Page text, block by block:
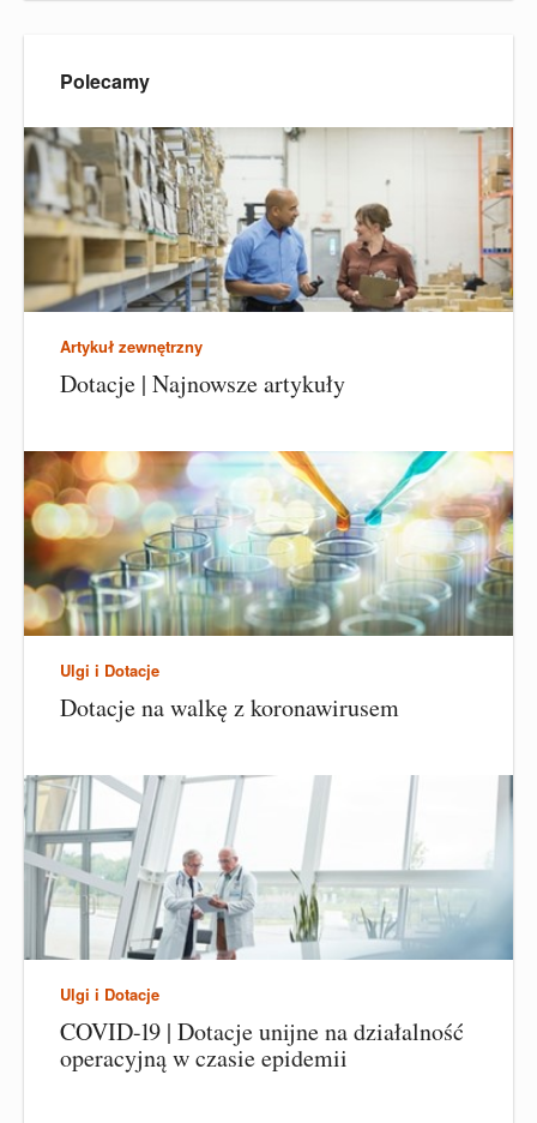
Polecamy
Artykuł zewnętrzny
Dotacje | Najnowsze artykuły
Ulgi i Dotacje
Dotacje na walkę z koronawirusem
Ulgi i Dotacje
COVID-19 | Dotacje unijne na działalność
operacyjną w czasie epidemii